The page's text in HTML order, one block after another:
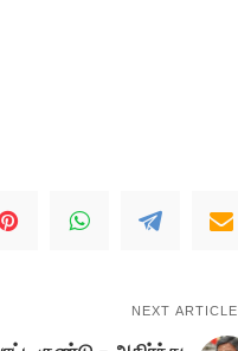
NEXT ARTICLE